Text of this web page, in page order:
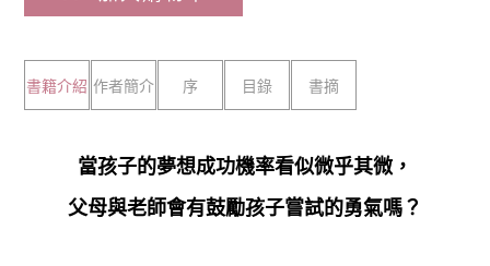
書籍介紹 作者簡介 序 目錄 書摘
當孩子的夢想成功機率看似微乎其微，
父母與老師會有鼓勵孩子嘗試的勇氣嗎？